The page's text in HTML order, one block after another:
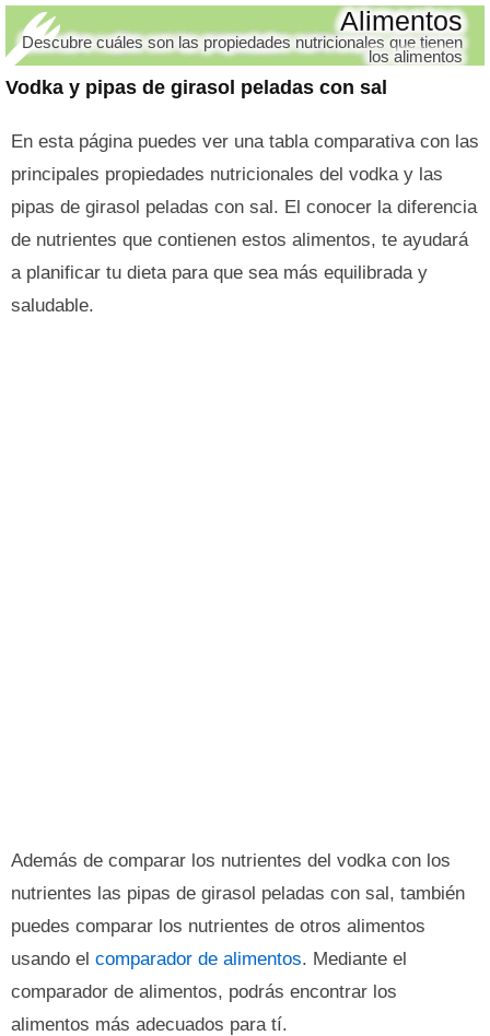
Vodka y pipas de girasol peladas con sal
Alimentos
Descubre cuáles son las propiedades nutricionales que tienen
los alimentos
En esta página puedes ver una tabla comparativa con las
principales propiedades nutricionales del vodka y las
pipas de girasol peladas con sal. El conocer la diferencia
de nutrientes que contienen estos alimentos, te ayudará
a planificar tu dieta para que sea más equilibrada y
saludable.
Además de comparar los nutrientes del vodka con los
nutrientes las pipas de girasol peladas con sal, también
puedes comparar los nutrientes de otros alimentos
usando el comparador de alimentos. Mediante el
comparador de alimentos, podrás encontrar los
alimentos más adecuados para tí.